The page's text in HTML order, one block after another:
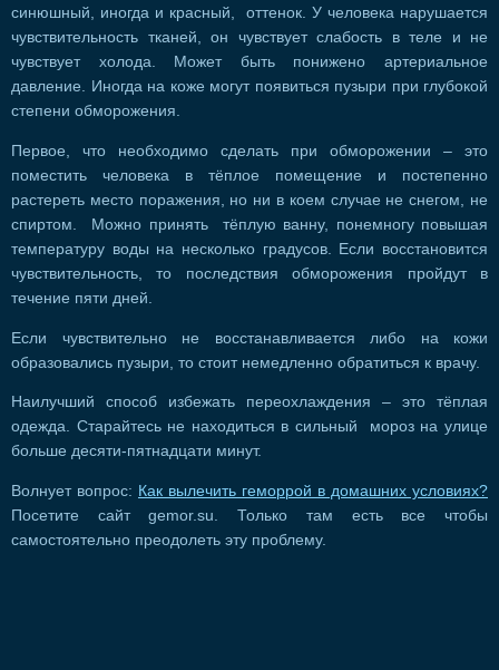
синюшный, иногда и красный, оттенок. У человека нарушается
чувствительность тканей, он чувствует слабость в теле и не
чувствует холода. Может быть понижено артериальное
давление. Иногда на коже могут появиться пузыри при глубокой
степени обморожения.
Первое, что необходимо сделать при обморожении – это
поместить человека в тёплое помещение и постепенно
растереть место поражения, но ни в коем случае не снегом, не
спиртом. Можно принять тёплую ванну, понемногу повышая
температуру воды на несколько градусов. Если восстановится
чувствительность, то последствия обморожения пройдут в
течение пяти дней.
Если чувствительно не восстанавливается либо на кожи
образовались пузыри, то стоит немедленно обратиться к врачу.
Наилучший способ избежать переохлаждения – это тёплая
одежда. Старайтесь не находиться в сильный мороз на улице
больше десяти-пятнадцати минут.
Волнует вопрос: Как вылечить геморрой в домашних условиях?
Посетите сайт gemor.su. Только там есть все чтобы
самостоятельно преодолеть эту проблему.